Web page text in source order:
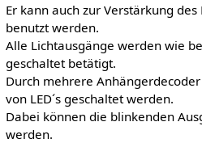
Er kann auch zur Verstärkung
benutzt werden.
Alle Lichtausgänge werden wie
geschaltet betätigt.
Durch mehrere
von LED´s geschaltet werden.
Dabei können die blinkenden
werden.